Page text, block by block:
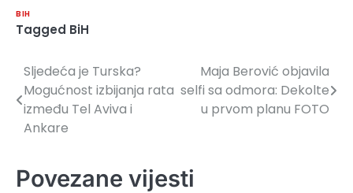
BIH
Tagged BiH
Navigacija
članaka
Sljedeća je Turska?
Mogućnost izbijanja rata
između Tel Aviva i
Ankare
Maja Berović objavila
selfi sa odmora: Dekolte
u prvom planu FOTO
Povezane vijesti